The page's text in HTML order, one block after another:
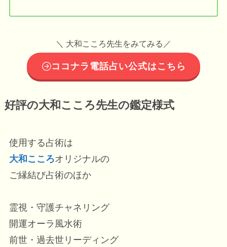
＼ 大和こころ先生をみてみる／
ココナラ電話占い公式はこちら
好評の大和こころ先生の鑑定様式
使用する占術は
大和こころオリジナルの
ご縁結び占術のほか
霊視・守護チャネリング
開運オーラ風水術
前世・過去世リーディング